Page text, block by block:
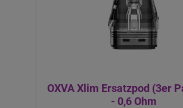
OXVA Xlim Ersatzpod (3er
- 0,6 Ohm